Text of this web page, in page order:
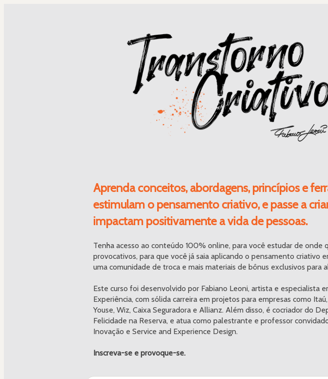
Aprenda conceitos, abordagens, princípios e
estimulam o pensamento criativo, e passe a
impactam positivamente a vida de pessoas.
Tenha acesso ao conteúdo 100% online, para você estudar de onde
provocativos, para que você já saia aplicando o pensamento criativo
uma comunidade de troca e mais materiais de bônus exclusivos para
Este curso foi desenvolvido por Fabiano Leoni, artista e especialista
Experiência, com sólida carreira em projetos para empresas como
Youse, Wiz, Caixa Seguradora e Allianz. Além disso, é cocriador do
Felicidade na Reserva, e atua como palestrante e professor
Inovação e Service and Experience Design.
Inscreva-se e provoque-se.